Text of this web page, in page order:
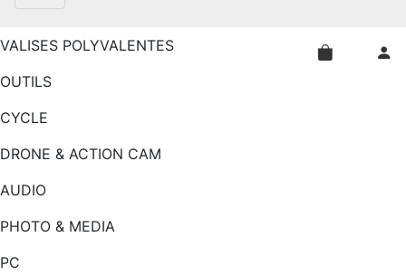
VALISES POLYVALENTES
OUTILS
CYCLE
DRONE & ACTION CAM
AUDIO
PHOTO & MEDIA
PC